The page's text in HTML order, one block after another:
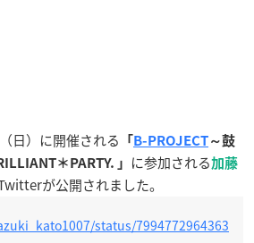
日）に開催される 「B-PROJECT ～鼓
＊PARTY. 」
に参加される加藤
が公開されました。
status/7994772964363